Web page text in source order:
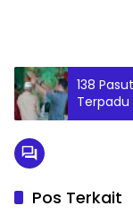
138
Terpadu
Pos Terkait